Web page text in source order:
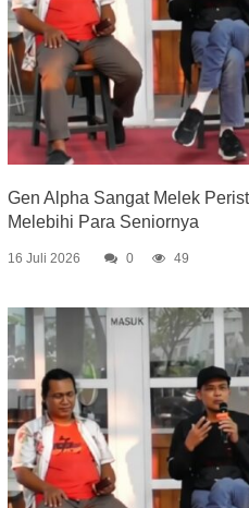
Gen Alpha Sangat Melek
Melebihi Para Seniornya
16 Juli 2026 0 49